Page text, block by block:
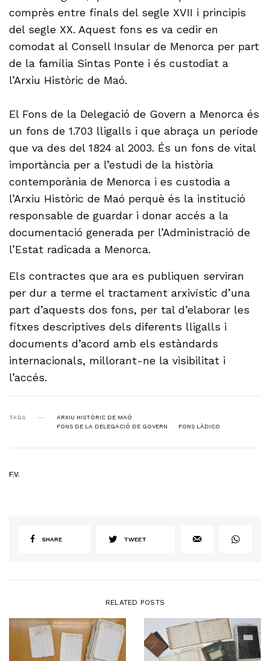
comprès entre finals del segle XVII i principis
del segle XX. Aquest fons es va cedir en
comodat al Consell Insular de Menorca per part
de la família Sintas Ponte i és custodiat a
l’Arxiu Històric de Maó.
El Fons de la Delegació de Govern a Menorca és
un fons de 1.703 lligalls i que abraça un període
que va des del 1824 al 2003. És un fons de vital
importància per a l’estudi de la història
contemporània de Menorca i es custodia a
l’Arxiu Històric de Maó perquè és la institució
responsable de guardar i donar accés a la
documentació generada per l’Administració de
l’Estat radicada a Menorca.
Els contractes que ara es publiquen serviran
per dur a terme el tractament arxivístic d’una
part d’aquests dos fons, per tal d’elaborar les
fitxes descriptives dels diferents lligalls i
documents d’acord amb els estàndards
internacionals, millorant-ne la visibilitat i
l’accés.
TAGS
ARXIU HISTÒRIC DE MAÓ
FONS DE LA DELEGACIÓ DE GOVERN
FONS LÀDICO
F.V.
SHARE TWEET
RELATED POSTS